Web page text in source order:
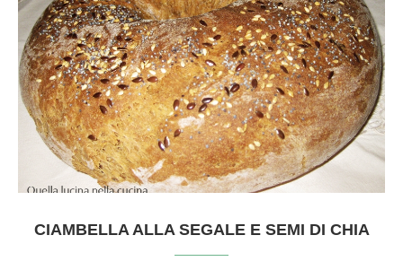
CIAMBELLA ALLA SEGALE E SEMI DI CHIA